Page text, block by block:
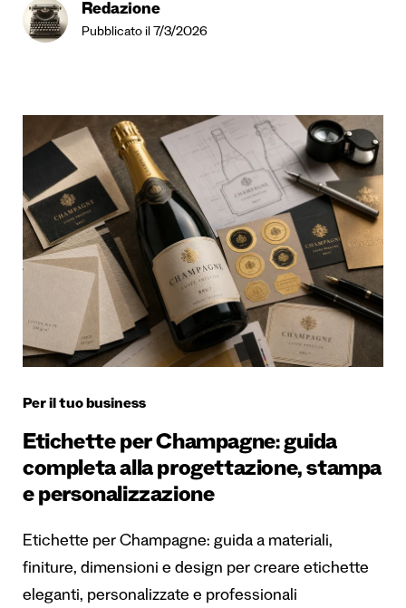
Redazione
Pubblicato il 7/3/2026
Per il tuo business
Etichette per Champagne: guida
completa alla progettazione, stampa
e personalizzazione
Etichette per Champagne: guida a materiali,
finiture, dimensioni e design per creare etichette
eleganti, personalizzate e professionali